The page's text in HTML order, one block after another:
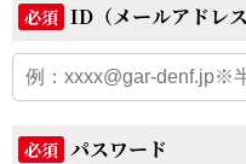
必須 ID（メールアドレス
必須 パスワード